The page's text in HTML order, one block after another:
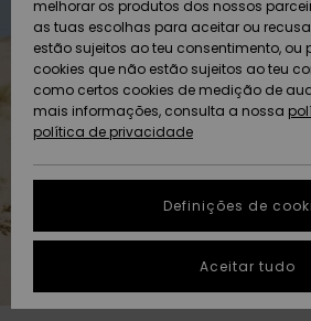
Snow
Artigos
recém-
chegados
Coleções
Neve
Artigos
recém-
chegados
Highlights
Highlights
Community
AJUDA
Quiksilver
Freedom
Protecção de
dados
Guia de
tamanhos
conversa para
obteres a
resposta mais
SUSTAINABILITY
PRESENTE
melhorar os produtos dos nossos
as tuas escolhas para aceitar ou
estão sujeitos ao teu consentimento, ou
cookies que não estão sujeitos ao teu
como certos cookies de medição de
mais informações, consulta a nossa
política de privacidade
Definições de
Aceitar tudo